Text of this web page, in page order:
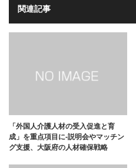
関連記事
「外国人介護人材の受入促進と育
成」を重点項目に-説明会やマッチン
グ支援、大阪府の人材確保戦略